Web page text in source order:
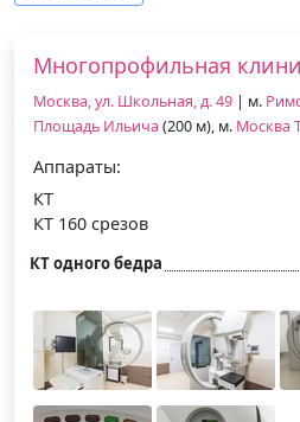
Многопрофильная
Москва, ул. Школьная, д. 49 | м.
Площадь Ильича (200 м), м. Москва
Аппараты:
КТ
КТ 160 срезов
КТ одного бедра